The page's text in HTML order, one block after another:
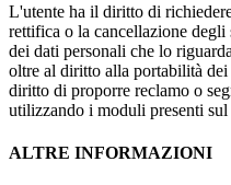
L'utente ha il diritto di
rettifica o la cancellazione
dei dati personali che lo
oltre al diritto alla portabilità
diritto di proporre reclamo o
utilizzando i moduli presenti sul
ALTRE INFORMAZIONI